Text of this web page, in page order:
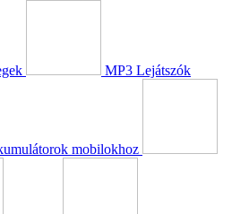
MP3 Lejátszók
mobilokhoz